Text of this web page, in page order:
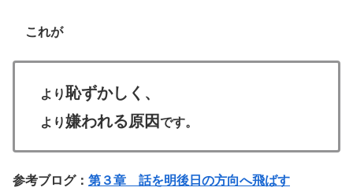
これが
より恥ずかしく、
より嫌われる原因です。
参考ブログ： 第３章 話を明後日の方向へ飛ばす